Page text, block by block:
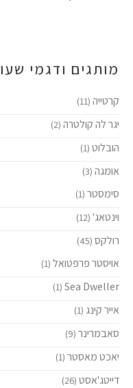
מותגים ודגמי
קרטייה (11)
יגר לה קולטרה (2)
הובלוט (1)
אומגה (3)
סימסטר (1)
וינטאג' (12)
רולקס (45)
אויסטר פרפטואל (1)
Sea Dweller
(1)
אייר קינג (1)
סאבמרינר (9)
יאכט מאסטר (1)
דייטג'אסט (26)